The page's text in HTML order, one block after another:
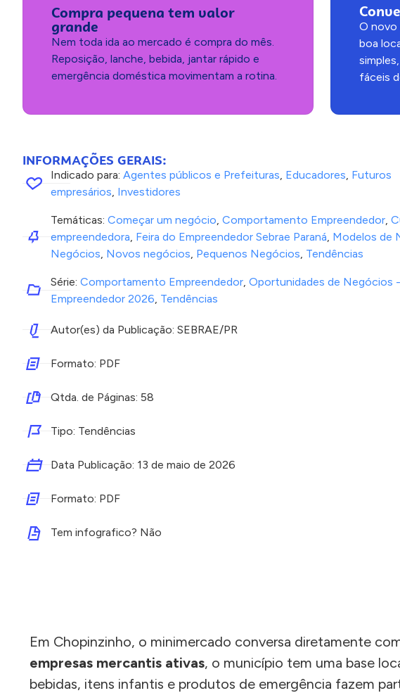
Compra pequena tem valor
grande
Nem toda ida ao mercado é compra do mês.
Reposição, lanche, bebida, jantar rápido e
emergência doméstica movimentam a rotina.
O novo
boa
fáceis
INFORMAÇÕES GERAIS:
Indicado para: Agentes públicos e Prefeituras Educadores Futuros
empresários Investidores
Temáticas: Começar um negócio Comportamento Empreendedor
empreendedora Feira do Empreendedor Sebrae Paraná Modelos de
Negócios Novos negócios Pequenos Negócios Tendências
Série: Comportamento Empreendedor Oportunidades de Negócios
Empreendedor 2026 Tendências
Autor(es) da Publicação: SEBRAE/PR
Formato: PDF
Qtda. de Páginas: 58
Tipo: Tendências
Data Publicação: 13 de maio de 2026
Formato: PDF
Tem infografico? Não
Em Chopinzinho, o minimercado conversa diretamente
empresas mercantis ativas, o município tem uma base
bebidas, itens infantis e produtos de emergência fazem